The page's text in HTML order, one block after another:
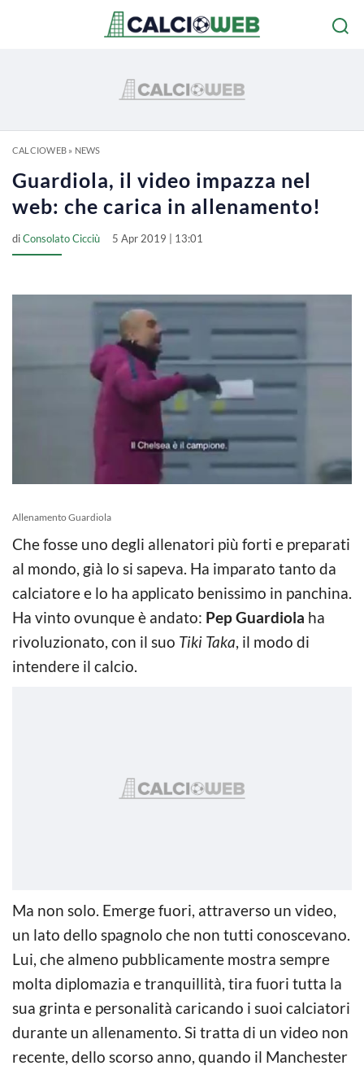
CALCIOWEB» NEWS
Guardiola, il video impazza nel
web: che carica in allenamento!
diConsolato Cicciù 5 Apr 2019 | 13:01
Allenamento Guardiola
Che fosse uno degli allenatori più forti e preparati
al mondo, già lo si sapeva. Ha imparato tanto da
calciatore e lo ha applicato benissimo in panchina.
Ha vinto ovunque è andato: Pep Guardiola ha
rivoluzionato, con il suo Tiki Taka, il modo di
intendere il calcio.
Ma non solo. Emerge fuori, attraverso un video,
un lato dello spagnolo che non tutti conoscevano.
Lui, che almeno pubblicamente mostra sempre
molta diplomazia e tranquillità, tira fuori tutta la
sua grinta e personalità caricando i suoi calciatori
durante un allenamento. Si tratta di un video non
recente, dello scorso anno, quando il Manchester